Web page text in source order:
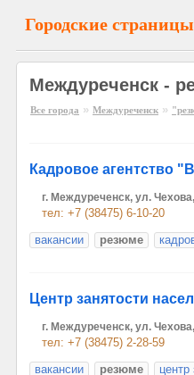
Городские
Междуреченск -
Все города » Междуреченск »
Кадровое агентство
г. Междуреченск, ул.
тел: +7 (38475) 6-10-20
вакансии
резюме
Центр занятости
г. Междуреченск, ул.
тел: +7 (38475) 2-28-59
вакансии
резюме центр